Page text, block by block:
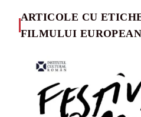
ARTICOLE CU
FILMULUI